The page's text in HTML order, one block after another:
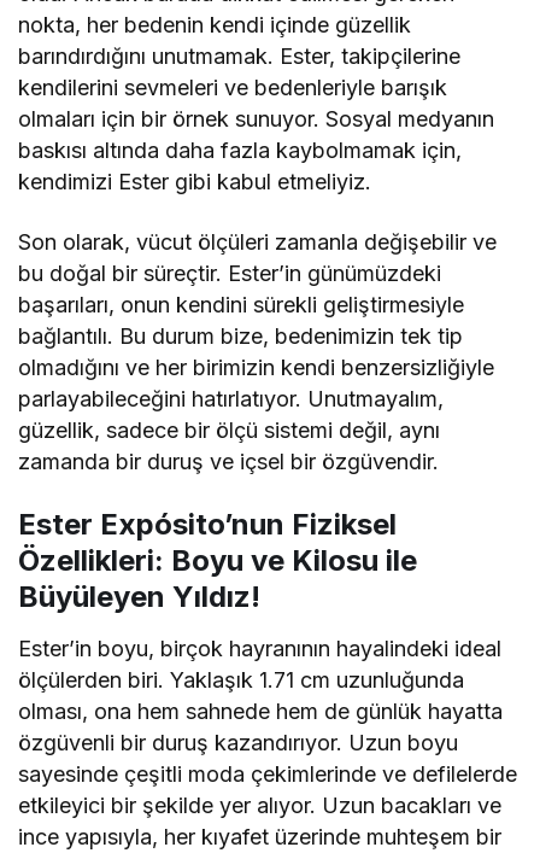
nokta, her bedenin kendi içinde güzellik
barındırdığını unutmamak. Ester, takipçilerine
kendilerini sevmeleri ve bedenleriyle barışık
olmaları için bir örnek sunuyor. Sosyal medyanın
baskısı altında daha fazla kaybolmamak için,
kendimizi Ester gibi kabul etmeliyiz.
Son olarak, vücut ölçüleri zamanla değişebilir ve
bu doğal bir süreçtir. Ester’in günümüzdeki
başarıları, onun kendini sürekli geliştirmesiyle
bağlantılı. Bu durum bize, bedenimizin tek tip
olmadığını ve her birimizin kendi benzersizliğiyle
parlayabileceğini hatırlatıyor. Unutmayalım,
güzellik, sadece bir ölçü sistemi değil, aynı
zamanda bir duruş ve içsel bir özgüvendir.
Ester Expósito’nun Fiziksel
Özellikleri: Boyu ve Kilosu ile
Büyüleyen Yıldız!
Ester’in boyu, birçok hayranının hayalindeki ideal
ölçülerden biri. Yaklaşık 1.71 cm uzunluğunda
olması, ona hem sahnede hem de günlük hayatta
özgüvenli bir duruş kazandırıyor. Uzun boyu
sayesinde çeşitli moda çekimlerinde ve defilelerde
etkileyici bir şekilde yer alıyor. Uzun bacakları ve
ince yapısıyla, her kıyafet üzerinde muhteşem bir